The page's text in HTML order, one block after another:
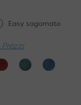
Easy sagomato
Prezzi